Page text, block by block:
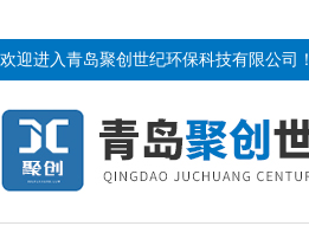
欢迎进入青岛聚创世纪环保科技有限公司！